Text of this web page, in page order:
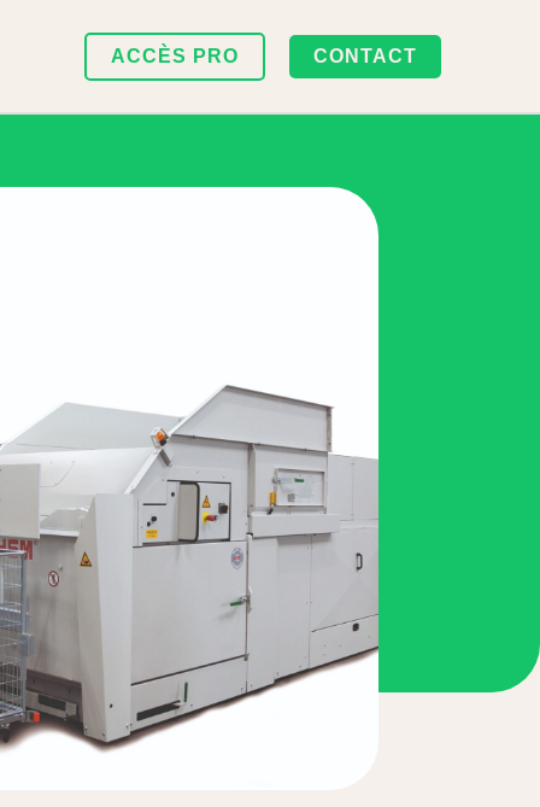
ACCÈS PRO CONTACT